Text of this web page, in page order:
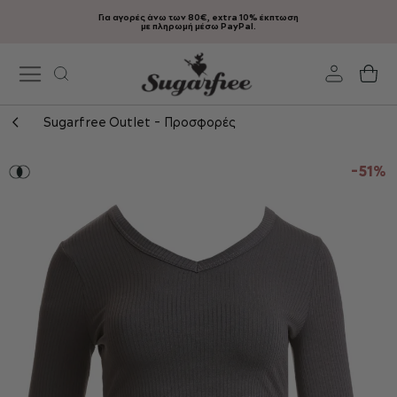
Μετάβαση
περιεχόμενο
Για αγορές άνω των 80€, extra 10% έκπτωση
με πληρωμή μέσω PayPal.
Sugarfree Outlet - Προσφορές
στο
τέλος
-51%